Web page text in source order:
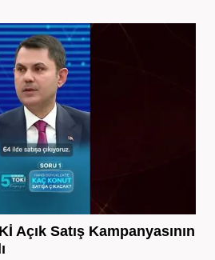
Açık Satış Kampanyasının